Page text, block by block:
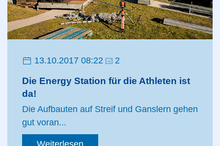
13.10.2017 08:22 2
Die Energy Station für die Athleten ist
da!
Die Aufbauten auf Streif und Ganslern gehen
gut voran...
Weiterlesen